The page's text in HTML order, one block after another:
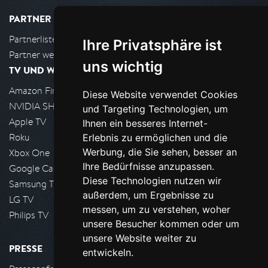
Ihre Privatsphäre ist
uns wichtig
Diese Website verwendet Cookies
und Targeting Technologien, um
Ihnen ein besseres Internet-
Erlebnis zu ermöglichen und die
Werbung, die Sie sehen, besser an
Ihre Bedürfnisse anzupassen.
Diese Technologien nutzen wir
außerdem, um Ergebnisse zu
messen, um zu verstehen, woher
unsere Besucher kommen oder um
unsere Website weiter zu
entwickeln.
PARTNER
Partnerliste
Partner werden
TV UND WOHNZIMMER
Amazon FireTV
NVIDIA SHIELD, Google TV
Apple TV
Roku
Xbox One
Google Cast
Samsung TV
LG TV
Philips TV
PRESSE